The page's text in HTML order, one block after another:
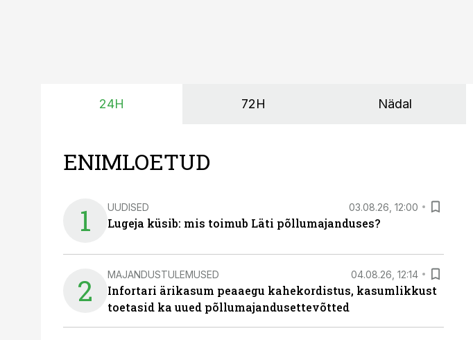
24H 72H Nädal
ENIMLOETUD
1 UUDISED 03.08.26, 12:00
Lugeja küsib: mis toimub Läti põllumajanduses?
2 MAJANDUSTULEMUSED 04.08.26, 12:14
Infortari ärikasum peaaegu kahekordistus, kasumlikkust
toetasid ka uued põllumajandusettevõtted